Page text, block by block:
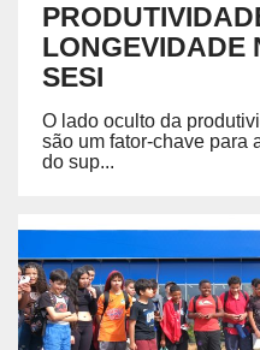
LONGEVIDADE
SESI
O lado oculto da
são um fator-chave para
do sup...